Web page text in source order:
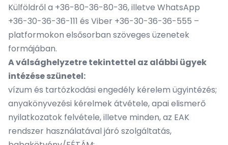
Külföldről a +36-80-36-80-36, illetve WhatsApp
+36-30-36-36-111 és Viber +36-30-36-36-555 –
platformokon elsősorban szöveges üzenetek
formájában.
A válsághelyzetre tekintettel az alábbi ügyek
intézése szünetel:
vízum és tartózkodási engedély kérelem ügyintézés;
anyakönyvezési kérelmek átvétele, apai elismerő
nyilatkozatok felvétele, illetve minden, az EAK
rendszer használatával járó szolgáltatás,